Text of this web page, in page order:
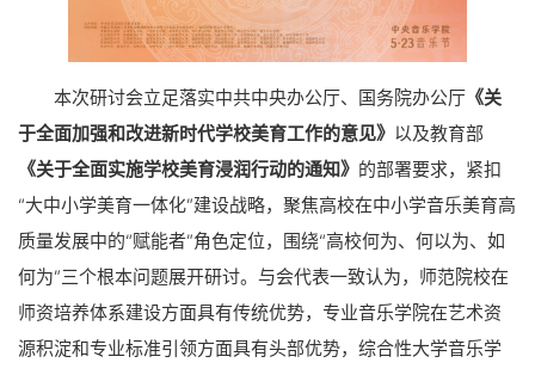
本次研讨会立足落实中共中央办公厅、国务院办公厅 《关
于全面加强和改进新时代学校美育工作的意见》 以及教育部
《关于全面实施学校美育浸润行动的通知》 的部署要求，紧扣
“大中小学美育一体化”建设战略，聚焦高校在中小学音乐美育高
质量发展中的“赋能者”角色定位，围绕“高校何为、何以为、如
何为”三个根本问题展开研讨。与会代表一致认为，师范院校在
师资培养体系建设方面具有传统优势，专业音乐学院在艺术资
源积淀和专业标准引领方面具有头部优势，综合性大学音乐学